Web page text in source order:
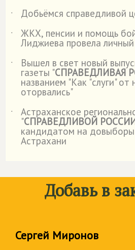
˙
Добьёмся справедливой
˙
ЖКХ, пенсии и помощь
Лиджиева провела
˙
Вышел в свет новый
газеты "СПРАВЕДЛИВАЯ
названием "Как "слуги" от
оторвались"
˙
Астраханское
"СПРАВЕДЛИВОЙ
кандидатом на
Астрахани
Добавь в
Сергей Миронов